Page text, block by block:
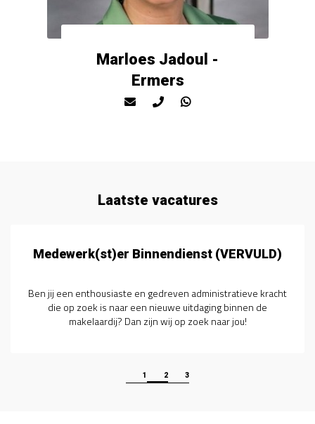
Marloes Jadoul -
Ermers
Laatste vacatures
Medewerk(st)er Binnendienst (VERVULD)
Ben jij een enthousiaste en gedreven administratieve kracht
die op zoek is naar een nieuwe uitdaging binnen de
makelaardij? Dan zijn wij op zoek naar jou!
1 2 3